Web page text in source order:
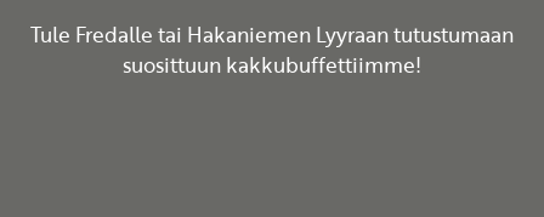
Tule Fredalle tai Hakaniemen Lyyraan tutustumaan
suosittuun kakkubuffettiimme!